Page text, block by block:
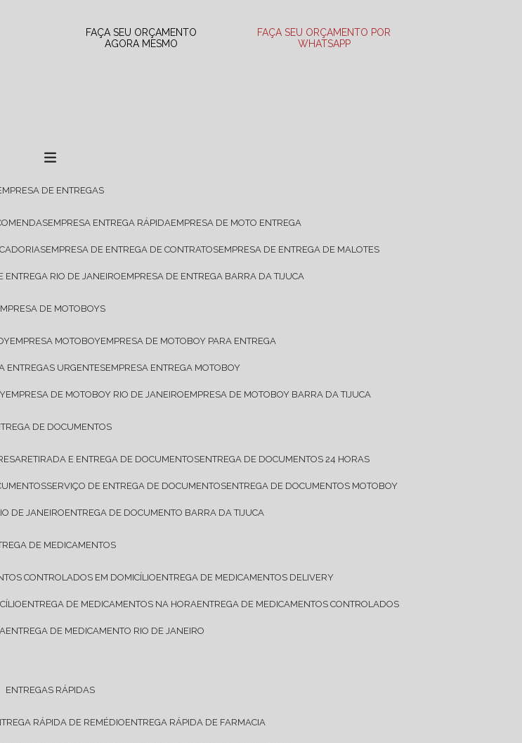
FAÇA SEU ORÇAMENTO
AGORA MESMO
FAÇA SEU ORÇAMENTO POR
WHATSAPP
EMPRESA DE ENTREGAS
EMPRESA ENTREGA RÁPIDA EMPRESA DE MOTO ENTREGA
EMPRESA DE ENTREGA DE CONTRATOS EMPRESA DE ENTREGA DE MALOTES
ENTREGA RIO DE JANEIRO EMPRESA DE ENTREGA BARRA DA TIJUCA
EMPRESA DE MOTOBOYS
EMPRESA MOTOBOY EMPRESA DE MOTOBOY PARA ENTREGA
ENTREGAS URGENTES EMPRESA ENTREGA MOTOBOY
EMPRESA DE MOTOBOY RIO DE JANEIRO EMPRESA DE MOTOBOY BARRA DA TIJUCA
DE DOCUMENTOS
RETIRADA E ENTREGA DE DOCUMENTOS ENTREGA DE DOCUMENTOS 24 HORAS
SERVIÇO DE ENTREGA DE DOCUMENTOS ENTREGA DE DOCUMENTOS MOTOBOY
DE JANEIRO ENTREGA DE DOCUMENTO BARRA DA TIJUCA
DE MEDICAMENTOS
CONTROLADOS EM DOMICÍLIO ENTREGA DE MEDICAMENTOS DELIVERY
ENTREGA DE MEDICAMENTOS NA HORA ENTREGA DE MEDICAMENTOS CONTROLADOS
ENTREGA DE MEDICAMENTO RIO DE JANEIRO
ENTREGAS RÁPIDAS
RÁPIDA DE REMÉDIO ENTREGA RÁPIDA DE FARMACIA